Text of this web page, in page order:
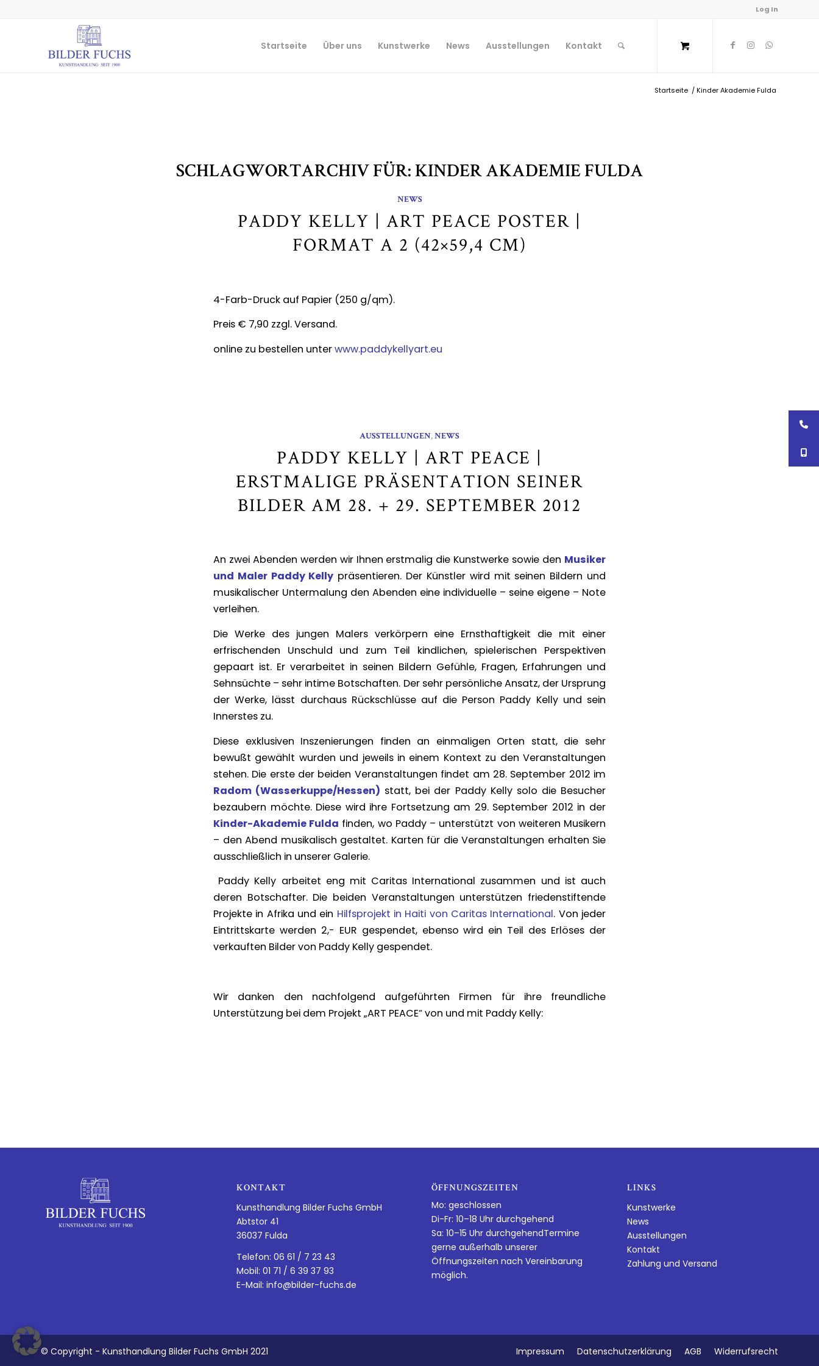
Log In
Startseite Über uns Kunstwerke News Ausstellungen Kontakt
Startseite /Kinder Akademie Fulda
SCHLAGWORTARCHIV FÜR: KINDER AKADEMIE FULDA
NEWS
PADDY KELLY | ART PEACE POSTER |
FORMAT A 2 (42×59,4 CM)
4-Farb-Druck auf Papier (250 g/qm).
Preis € 7,90 zzgl. Versand.
online zu bestellen unterwww.paddykellyart.eu
AUSSTELLUNGEN, NEWS
PADDY KELLY | ART PEACE |
ERSTMALIGE PRÄSENTATION SEINER
BILDER AM 28. + 29. SEPTEMBER 2012
An zwei Abenden werden wir Ihnen erstmalig die Kunstwerke sowie den Musiker
und Maler Paddy Kelly präsentieren. Der Künstler wird mit seinen Bildern und
musikalischer Untermalung den Abenden eine individuelle – seine eigene – Note
verleihen.
Die Werke des jungen Malers verkörpern eine Ernsthaftigkeit die mit einer
erfrischenden Unschuld und zum Teil kindlichen, spielerischen Perspektiven
gepaart ist. Er verarbeitet in seinen Bildern Gefühle, Fragen, Erfahrungen und
Sehnsüchte – sehr intime Botschaften. Der sehr persönliche Ansatz, der Ursprung
der Werke, lässt durchaus Rückschlüsse auf die Person Paddy Kelly und sein
Innerstes zu.
Diese exklusiven Inszenierungen finden an einmaligen Orten statt, die sehr
bewußt gewählt wurden und jeweils in einem Kontext zu den Veranstaltungen
stehen. Die erste der beiden Veranstaltungen findet am 28. September 2012 im
Radom (Wasserkuppe/Hessen) statt, bei der Paddy Kelly solo die Besucher
bezaubern möchte. Diese wird ihre Fortsetzung am 29. September 2012 in der
Kinder-Akademie Fulda finden, wo Paddy – unterstützt von weiteren Musikern
– den Abend musikalisch gestaltet. Karten für die Veranstaltungen erhalten Sie
ausschließlich in unserer Galerie.
Paddy Kelly arbeitet eng mit Caritas International zusammen und ist auch
deren Botschafter. Die beiden Veranstaltungen unterstützen friedenstiftende
Projekte in Afrika und ein Hilfsprojekt in Haiti von Caritas International. Von jeder
Eintrittskarte werden 2,- EUR gespendet, ebenso wird ein Teil des Erlöses der
verkauften Bilder von Paddy Kelly gespendet.
Wir danken den nachfolgend aufgeführten Firmen für ihre freundliche
Unterstützung bei dem Projekt „ART PEACE“ von und mit Paddy Kelly:
KONTAKT
Kunsthandlung Bilder Fuchs GmbH
Abtstor 41
36037 Fulda
Telefon: 06 61 / 7 23 43
Mobil: 01 71 / 6 39 37 93
E-Mail: info@bilder-fuchs.de
ÖFFNUNGSZEITEN
Mo: geschlossen
Di-Fr: 10–18 Uhr durchgehend
Sa: 10–15 Uhr durchgehendTermine
gerne außerhalb unserer
Öffnungszeiten nach Vereinbarung
möglich.
LINKS
Kunstwerke
News
Ausstellungen
Kontakt
Zahlung und Versand
© Copyright - Kunsthandlung Bilder Fuchs GmbH 2021 Impressum Datenschutzerklärung AGB Widerrufsrecht